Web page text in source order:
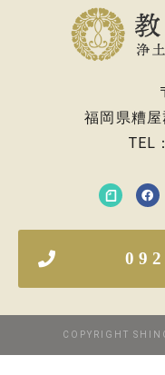
福岡県糟
TEL
COPYRIGHT